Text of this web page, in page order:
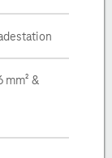
mm² &